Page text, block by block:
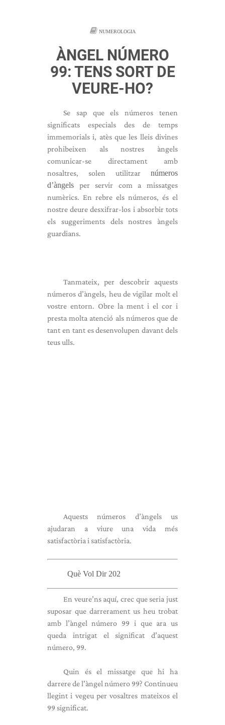
NUMEROLOGIA
ÀNGEL NÚMERO
99: TENS SORT DE
VEURE-HO?
Se sap que els números tenen
significats especials des de temps
immemorials i, atès que les lleis divines
prohibeixen als nostres àngels
comunicar-se directament amb
nosaltres, solen utilitzar números
d’àngels per servir com a missatges
numèrics. En rebre els números, és el
nostre deure desxifrar-los i absorbir tots
els suggeriments dels nostres àngels
guardians.
Tanmateix, per descobrir aquests
números d’àngels, heu de vigilar molt el
vostre entorn. Obre la ment i el cor i
presta molta atenció als números que de
tant en tant es desenvolupen davant dels
teus ulls.
Aquests números d’àngels us
ajudaran a viure una vida més
satisfactòria i satisfactòria.
Què Vol Dir 202
En veure’ns aquí, crec que seria just
suposar que darrerament us heu trobat
amb l’àngel número 99 i que ara us
queda intrigat el significat d’aquest
número, 99.
Quin és el missatge que hi ha
darrere de l'àngel número 99? Continueu
llegint i vegeu per vosaltres mateixos el
99 significat.